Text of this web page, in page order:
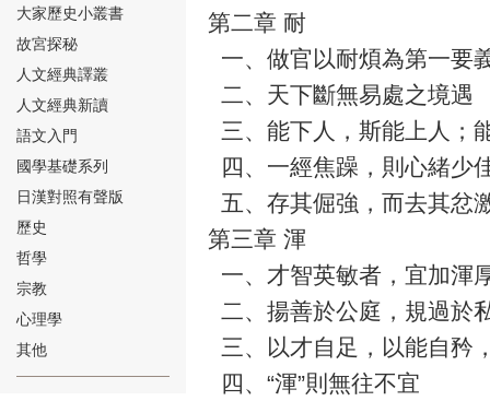
⑰
⑱
大家歷史小叢書
故宮探秘
人文經典譯叢
人文經典新讀
語文入門
國學基礎系列
日漢對照有聲版
歷史
哲學
宗教
心理學
其他
第二章 耐
一、做官以耐煩為第一要
二、天下斷無易處之境遇
三、能下人，斯能上人；
四、一經焦躁，則心緒少
五、存其倔強，而去其忿
第三章 渾
一、才智英敏者，宜加渾
二、揚善於公庭，規過於
三、以才自足，以能自矜
四、“渾”則無往不宜